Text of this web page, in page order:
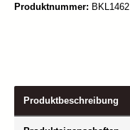
Produktnummer: BKL1462
Produktbeschreibung